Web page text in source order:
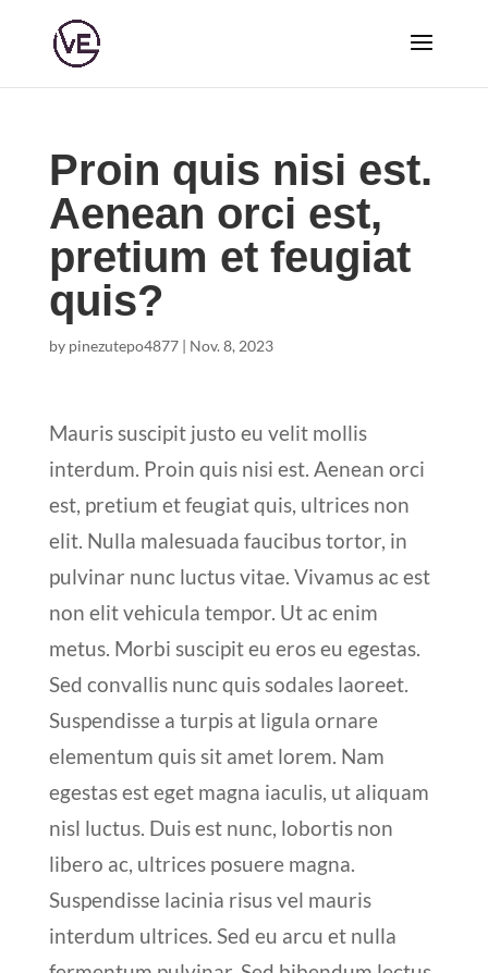
Proin quis nisi est.
Aenean orci est,
pretium et feugiat
quis?
by pinezutepo4877| Nov. 8, 2023
Mauris suscipit justo eu velit mollis
interdum. Proin quis nisi est. Aenean orci
est, pretium et feugiat quis, ultrices non
elit. Nulla malesuada faucibus tortor, in
pulvinar nunc luctus vitae. Vivamus ac est
non elit vehicula tempor. Ut ac enim
metus. Morbi suscipit eu eros eu egestas.
Sed convallis nunc quis sodales laoreet.
Suspendisse a turpis at ligula ornare
elementum quis sit amet lorem. Nam
egestas est eget magna iaculis, ut aliquam
nisl luctus. Duis est nunc, lobortis non
libero ac, ultrices posuere magna.
Suspendisse lacinia risus vel mauris
interdum ultrices. Sed eu arcu et nulla